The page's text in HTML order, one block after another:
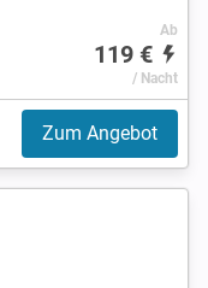
Ab
119 €
/ Nacht
Zum Angebot